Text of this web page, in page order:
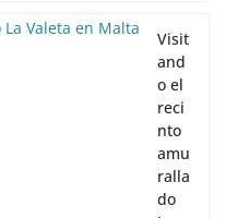
Visit
and
o el
reci
nto
amu
ralla
do